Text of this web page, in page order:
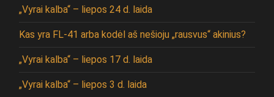
„Vyrai kalba“ – liepos 24 d. laida
Kas yra FL-41 arba kodėl aš nešioju „rausvus“ akinius?
„Vyrai kalba“ – liepos 17 d. laida
„Vyrai kalba“ – liepos 3 d. laida